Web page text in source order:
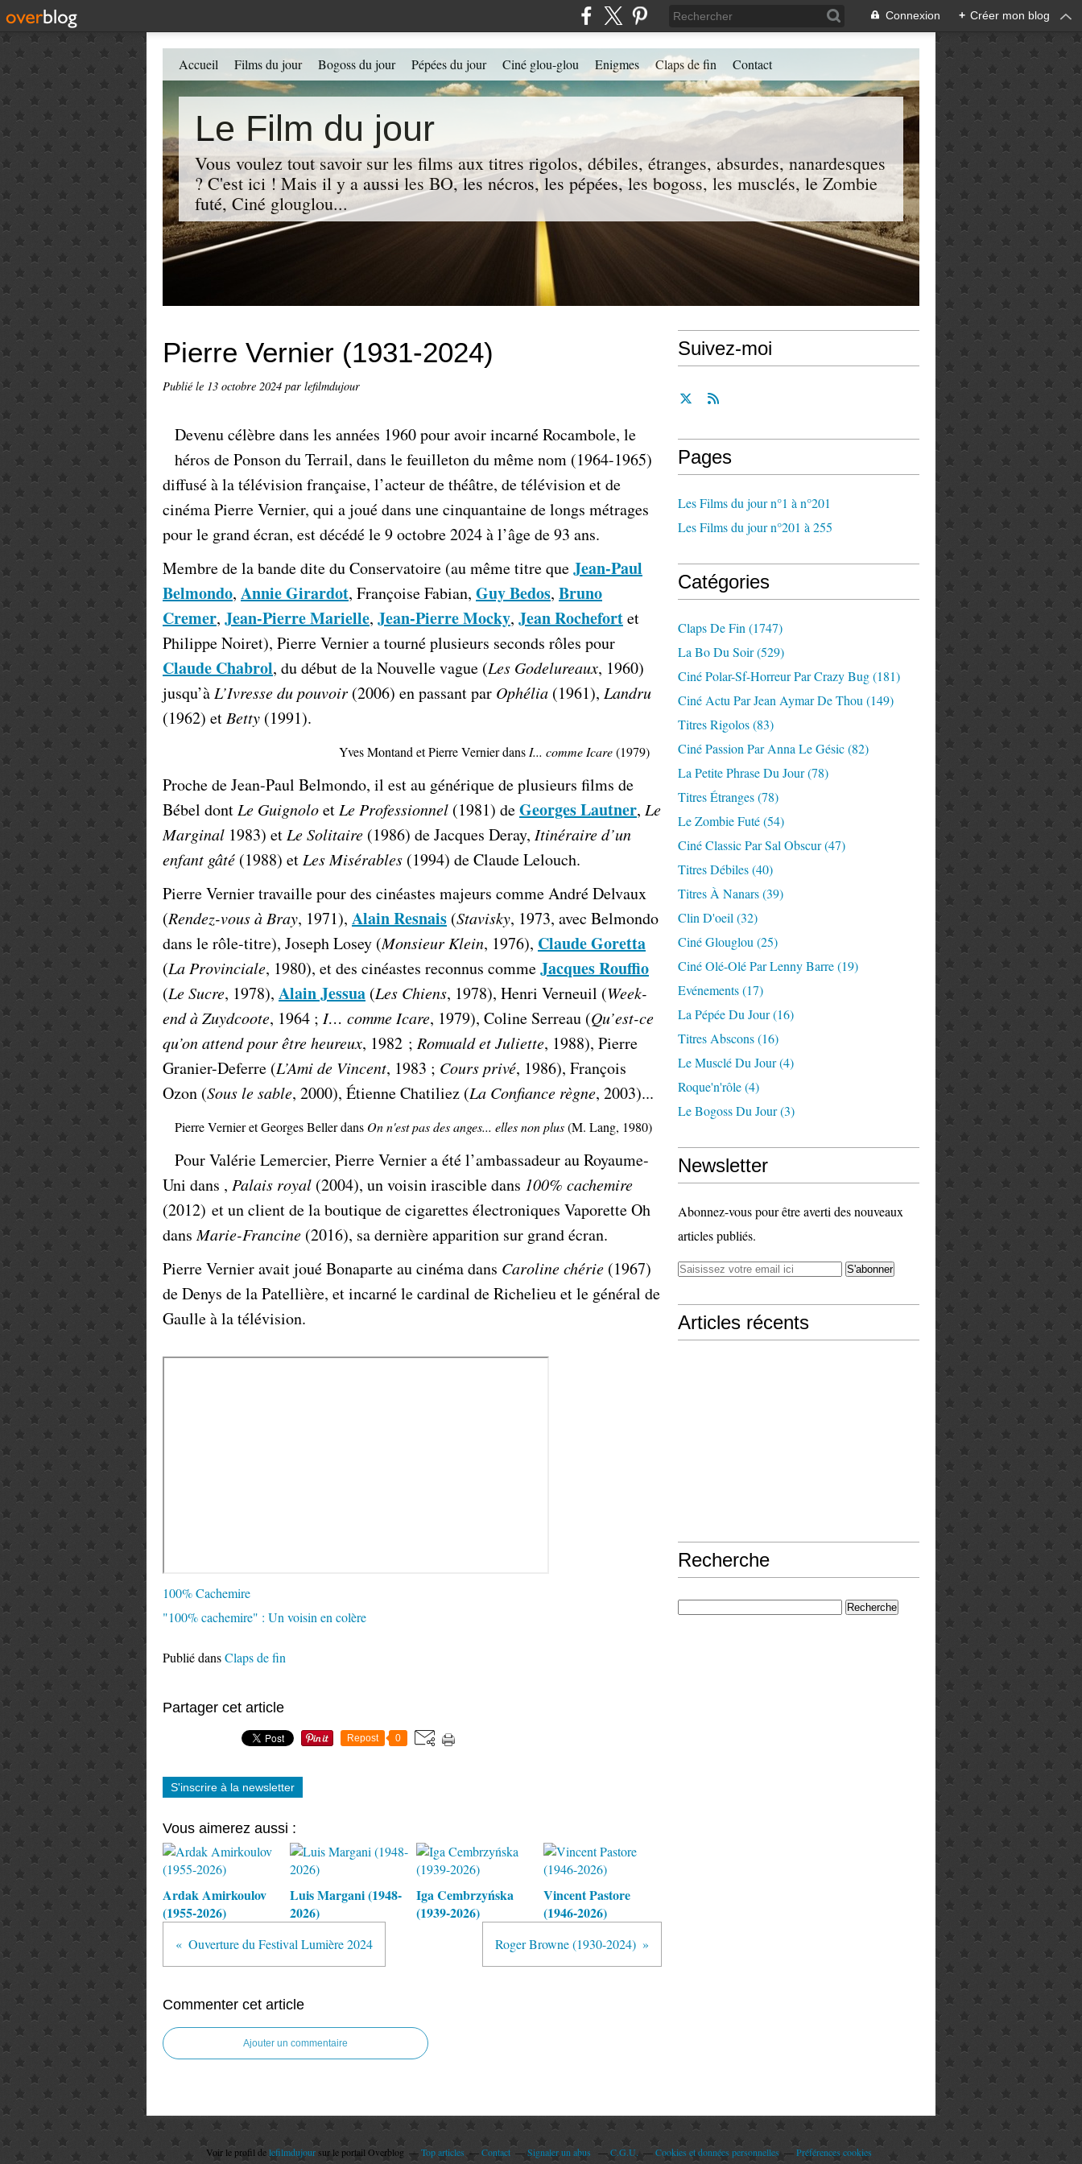
Connexion + Créer mon blog
Le Film du jour
Vous voulez tout savoir sur les films aux titres rigolos, débiles, étranges, absurdes, nanardesques
? C'est ici ! Mais il y a aussi les BO, les nécros, les pépées, les bogoss, les musclés, le Zombie
futé, Ciné glouglou...
Accueil Films du jour Bogoss du jour Pépées du jour Ciné glou-glou Enigmes Claps de fin Contact
Pierre Vernier (1931-2024)
Publié le 13 octobre 2024 par lefilmdujour
Devenu célèbre dans les années 1960 pour avoir incarné Rocambole, le
héros de Ponson du Terrail, dans le feuilleton du même nom (1964-1965)
diffusé à la télévision française, l’acteur de théâtre, de télévision et de
cinéma Pierre Vernier, qui a joué dans une cinquantaine de longs métrages
pour le grand écran, est décédé le 9 octobre 2024 à l’âge de 93 ans.
Membre de la bande dite du Conservatoire (au même titre queJean-Paul
Belmondo, Annie Girardot, Françoise Fabian, Guy Bedos, Bruno
Cremer, Jean-Pierre Marielle, Jean-Pierre Mocky, Jean Rochefortet
Philippe Noiret), Pierre Vernier a tourné plusieurs seconds rôles pour
Claude Chabrol, du début de la Nouvelle vague (Les Godelureaux, 1960)
jusqu’à L’Ivresse du pouvoir (2006) en passant par Ophélia (1961), Landru
(1962) et Betty (1991).
Yves Montand et Pierre Vernier dans I... comme Icare(1979)
Proche de Jean-Paul Belmondo, il est au générique de plusieurs films de
Bébel dont Le Guignoloet Le Professionnel (1981) deGeorges Lautner, Le
Marginal 1983) et Le Solitaire (1986) de Jacques Deray, Itinéraire d’un
enfant gâté (1988) et Les Misérables (1994) de Claude Lelouch.
Pierre Vernier travaille pour des cinéastes majeurs comme André Delvaux
(Rendez-vous à Bray, 1971), Alain Resnais (Stavisky, 1973, avec Belmondo
dans le rôle-titre), Joseph Losey (Monsieur Klein, 1976), Claude Goretta
(La Provinciale, 1980), et des cinéastes reconnus commeJacques Rouffio
(Le Sucre, 1978), Alain Jessua (Les Chiens, 1978), Henri Verneuil (Week-
end à Zuydcoote, 1964 ; I… comme Icare, 1979), Coline Serreau (Qu’est-ce
qu’on attend pour être heureux, 1982 ; Romuald et Juliette, 1988), Pierre
Granier-Deferre (L’Ami de Vincent, 1983 ; Cours privé, 1986), François
Ozon (Sous le sable, 2000), Étienne Chatiliez (La Confiance règne, 2003)...
Pierre Vernier et Georges Beller dans On n'est pas des anges... elles non plus(M. Lang, 1980)
Pour Valérie Lemercier, Pierre Vernier a été l’ambassadeur au Royaume-
Uni dans , Palais royal (2004), un voisin irascible dans 100% cachemire
(2012) et un client de la boutique de cigarettes électroniques Vaporette Oh
dansMarie-Francine (2016), sa dernière apparition sur grand écran.
Pierre Vernier avait joué Bonaparte au cinéma dans Caroline chérie (1967)
de Denys de la Patellière, et incarné le cardinal de Richelieu et le général de
Gaulle à la télévision.
100% Cachemire
"100% cachemire" : Un voisin en colère
Publié dansClaps de fin
Partager cet article
Repost 0
S'inscrire à la newsletter
Vous aimerez aussi :
Ardak Amirkoulov
(1955-2026)
Luis Margani (1948-
2026)
Iga Cembrzyńska
(1939-2026)
Vincent Pastore
(1946-2026)
Ouverture du Festival Lumière 2024 Roger Browne (1930-2024)
Commenter cet article
Ajouter un commentaire
Suivez-moi
Pages
Les Films du jour n°1 à n°201
Les Films du jour n°201 à 255
Catégories
Claps De Fin (1747)
La Bo Du Soir(529)
Ciné Polar-Sf-Horreur Par Crazy Bug(181)
Ciné Actu Par Jean Aymar De Thou (149)
Titres Rigolos(83)
Ciné Passion Par Anna Le Gésic(82)
La Petite Phrase Du Jour(78)
Titres Étranges(78)
Le Zombie Futé(54)
Ciné Classic Par Sal Obscur(47)
Titres Débiles(40)
Titres À Nanars(39)
Clin D'oeil (32)
Ciné Glouglou (25)
Ciné Olé-Olé Par Lenny Barre(19)
Evénements(17)
La Pépée Du Jour(16)
Titres Abscons(16)
Le Musclé Du Jour(4)
Roque'n'rôle(4)
Le Bogoss Du Jour(3)
Newsletter
Abonnez-vous pour être averti des nouveaux
articles publiés.
Articles récents
Recherche
Voir le profil delefilmdujoursur le portail Overblog Top articles Contact Signaler un abus C.G.U. Cookies et données personnelles Préférences cookies